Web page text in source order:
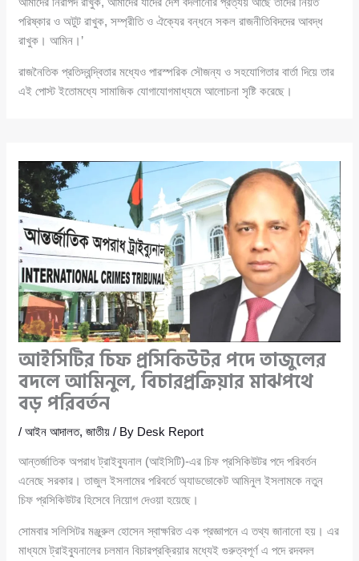
পরিষ্কার ও অটুট রাখুক, সম্প্রীতি ও ঐক্যের বন্ধনে সকল রাজনীতিবিদদের আবদ্ধ
রাখুক। আমিন।’
রাজনৈতিক প্রতিদ্বন্দ্বিতার মধ্যেও পারস্পরিক সৌজন্য ও সহযোগিতার বার্তা দিয়ে তার
এই পোস্ট ইতোমধ্যে সামাজিক যোগাযোগমাধ্যমে আলোচনা সৃষ্টি করেছে।
আইসিটির চিফ প্রসিকিউটর পদে তাজুলের
বদলে আমিনুল, বিচারপ্রক্রিয়ার মাঝপথে
বড় পরিবর্তন
/আইন আদালত,জাতীয় / By Desk Report
আন্তর্জাতিক অপরাধ ট্রাইব্যুনাল (আইসিটি)-এর চিফ প্রসিকিউটর পদে পরিবর্তন
এনেছে সরকার। তাজুল ইসলামের পরিবর্তে অ্যাডভোকেট আমিনুল ইসলামকে নতুন
চিফ প্রসিকিউটর হিসেবে নিয়োগ দেওয়া হয়েছে।
সোমবার সলিসিটর মঞ্জুরুল হোসেন স্বাক্ষরিত এক প্রজ্ঞাপনে এ তথ্য জানানো হয়। এর
মাধ্যমে ট্রাইব্যুনালের চলমান বিচারপ্রক্রিয়ার মধ্যেই গুরুত্বপূর্ণ এ পদে রদবদল